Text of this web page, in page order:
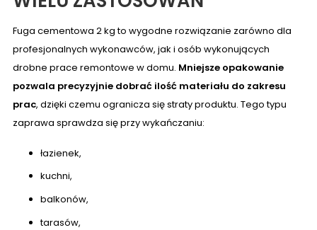
Fuga cementowa 2 kg to wygodne rozwiązanie zarówno dla
profesjonalnych wykonawców, jak i osób wykonujących
drobne prace remontowe w domu. Mniejsze opakowanie
pozwala precyzyjnie dobrać ilość materiału do zakresu
prac, dzięki czemu ogranicza się straty produktu. Tego typu
zaprawa sprawdza się przy wykańczaniu:
łazienek,
kuchni,
balkonów,
tarasów,